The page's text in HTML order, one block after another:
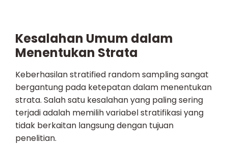
Kesalahan Umum dalam
Menentukan Strata
Keberhasilan stratified random sampling sangat
bergantung pada ketepatan dalam menentukan
strata. Salah satu kesalahan yang paling sering
terjadi adalah memilih variabel stratifikasi yang
tidak berkaitan langsung dengan tujuan
penelitian.